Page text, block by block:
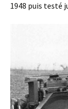
1948 puis testé